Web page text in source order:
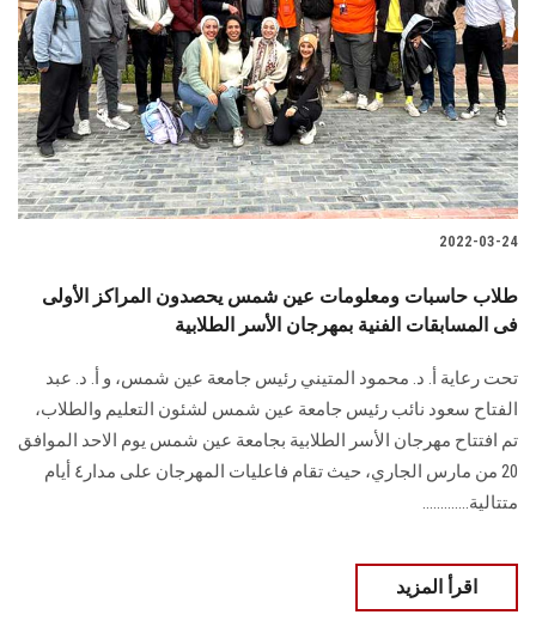
2022-03-24
طلاب حاسبات ومعلومات عين شمس يحصدون المراكز الأولى
فى المسابقات الفنية بمهرجان الأسر الطلابية
تحت رعاية أ. د. محمود المتيني رئيس جامعة عين شمس، و أ. د. عبد
الفتاح سعود نائب رئيس جامعة عين شمس لشئون التعليم والطلاب،
تم افتتاح مهرجان الأسر الطلابية بجامعة عين شمس يوم الاحد الموافق
20 من مارس الجاري، حيث تقام فاعليات المهرجان على مدار٤ أيام
متتالية.............
اقرأ المزيد